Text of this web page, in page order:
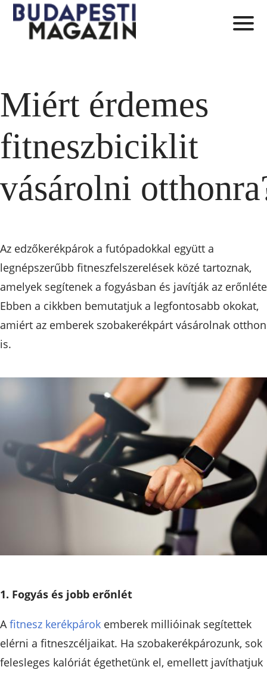
Miért érdemes
fitneszbiciklit
vásárolni
Az edzőkerékpárok a futópadokkal együtt a
legnépszerűbb fitneszfelszerelések közé tartoznak,
amelyek segítenek a fogyásban és javítják az
Ebben a cikkben bemutatjuk a legfontosabb okokat,
amiért az emberek szobakerékpárt vásárolnak
is.
1. Fogyás és jobb erőnlét
Afitnesz kerékpárok emberek millióinak segítettek
elérni a fitneszcéljaikat. Ha szobakerékpározunk, sok
felesleges kalóriát égethetünk el, emellett javíthatjuk